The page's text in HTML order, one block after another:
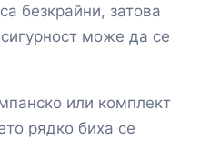
безкрайни, затова
може да се
или комплект
рядко биха се